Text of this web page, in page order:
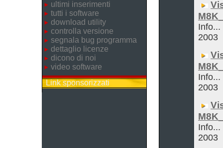
ultimi inserimenti
tutti i software
download utility
controlla versione
segnala bug programma
dettaglio licenze
dicono di noi
video software
Link sponsorizzati
Info...
2003
Info...
2003
Info...
2003